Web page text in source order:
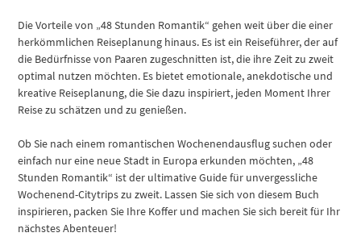
Die Vorteile von „48 Stunden Romantik“ gehen weit über die einer
herkömmlichen Reiseplanung hinaus. Es ist ein Reiseführer, der auf
die Bedürfnisse von Paaren zugeschnitten ist, die ihre Zeit zu zweit
optimal nutzen möchten. Es bietet emotionale, anekdotische und
kreative Reiseplanung, die Sie dazu inspiriert, jeden Moment Ihrer
Reise zu schätzen und zu genießen.
Ob Sie nach einem romantischen Wochenendausflug suchen oder
einfach nur eine neue Stadt in Europa erkunden möchten, „48
Stunden Romantik“ ist der ultimative Guide für unvergessliche
Wochenend-Citytrips zu zweit. Lassen Sie sich von diesem Buch
inspirieren, packen Sie Ihre Koffer und machen Sie sich bereit für Ihr
nächstes Abenteuer!